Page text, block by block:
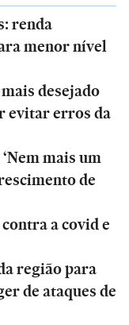
renda
menor nível
desejado
evitar erros da
mais um
de
a covid e
região para
de ataques de